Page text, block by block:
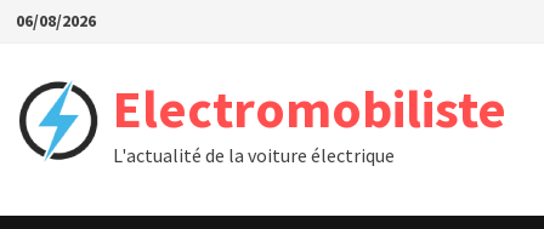
Passer
contenu
06/08/2026
Electromobiliste
L'actualité de la voiture électrique